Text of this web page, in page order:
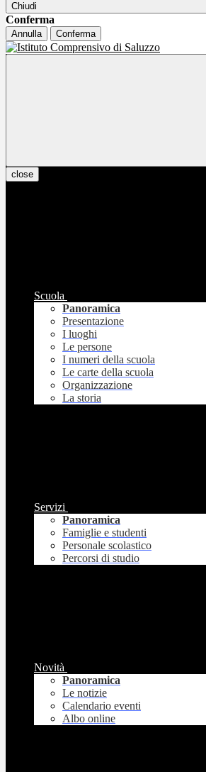
Chiudi
Conferma
Annulla Conferma
close
Scuola
Panoramica
Presentazione
I luoghi
Le persone
I numeri della scuola
Le carte della scuola
Organizzazione
La storia
Servizi
Panoramica
Famiglie e studenti
Personale scolastico
Percorsi di studio
Novità
Panoramica
Le notizie
Calendario eventi
Albo online